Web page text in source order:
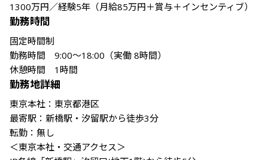
1300万円／経験5年（月給85万円＋賞与＋インセンティブ）
勤務時間
固定時間制
勤務時間　9:00～18:00（実働 8時間）
休憩時間　1時間
勤務地詳細
東京本社：東京都港区
最寄駅：新橋駅・汐留駅から徒歩3分
転勤：無し
＜東京本社・交通アクセス＞